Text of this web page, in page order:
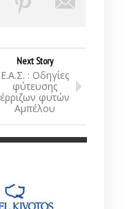
Next Story
Ε.Α.Σ. : Οδηγίες
φύτευσης
έρριζων φυτών
Aμπέλου